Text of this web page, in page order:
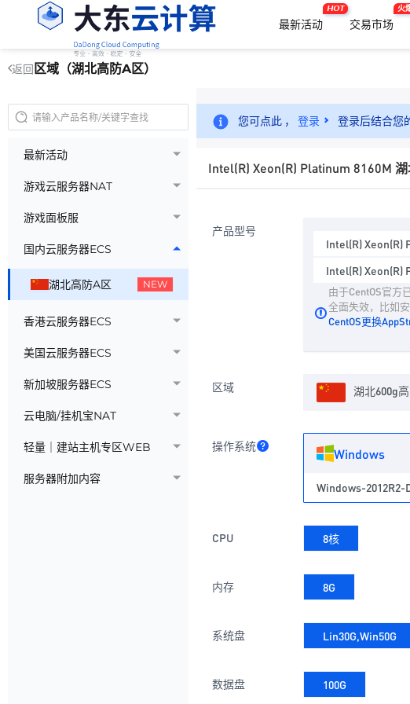
最新活动
HOT
交易市场
火
返回 区域（湖北高防A区）
最新活动
游戏云服务器NAT
游戏面板服
国内云服务器ECS
湖北高防A区 NEW
香港云服务器ECS
美国云服务器ECS
新加坡服务器ECS
云电脑/挂机宝NAT
轻量｜建站主机专区WEB
服务器附加内容
您可点此 ， 登录 登录后结合您
Intel(R) Xeon(R) Platinum 8160M
产品型号
Intel(R) Xeon(R)
Intel(R) Xeon(R)
由于CentOS官方
全面失效，比如
CentOS更换
区域 湖北600g
操作系统 Windows
CPU 8核
内存 8G
系统盘 Lin30G,Win50G
数据盘 100G